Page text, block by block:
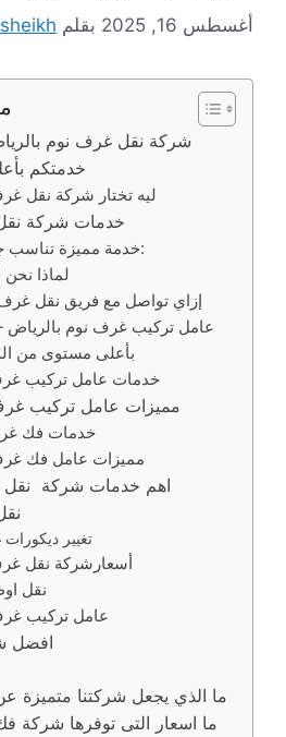
أغسطس 16, 2025 بقلم
شركة نقل غرف نوم
خدمتكم
ليه تختار شركة نقل
خدمات شركة
خدمة مميزة تناسب جميع احتياجاتكم:
لماذا نحن
إزاي تواصل مع فريق نقل
عامل تركيب غرف نوم
بأعلى مستوى من
خدمات عامل تركيب
مميزات عامل تركيب غرف
خدمات فك
مميزات عامل فك
اهم خدمات شركة نقل
تغيير
أسعارشركة نقل
نقل
عامل تركيب
افضل
ما الذي يجعل شركتنا متميزة
ما اسعار التى توفرها شركة